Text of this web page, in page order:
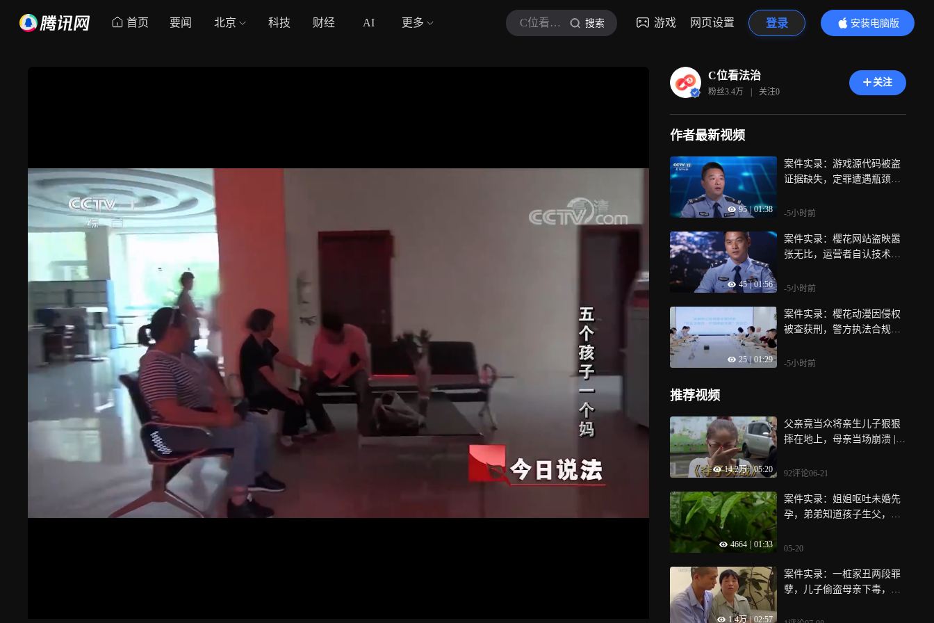
首页 要闻 北京 科技 财经 AI 更多 C位看法治 搜索 游戏 网页设置 登录
安装电脑版
内容更精彩
C位看法治
粉丝3.4万 | 关注0
关注
作者最新视频
95 | 01:38
案件实录：游戏源代码被盗
证据缺失，定罪遭遇瓶颈，
-5小时前
45 | 01:56
案件实录：樱花网站盗映嚣
张无比，运营者自认技术高
-5小时前
25 | 01:29
案件实录：樱花动漫因侵权
被查获刑，警方执法合规却
-5小时前
推荐视频
14.2万 | 05:20
父亲竟当众将亲生儿子狠狠
摔在地上，母亲当场崩溃 |
92评论06-21
4664 01:33
案件实录：姐姐呕吐未婚先
孕，弟弟知道孩子生父，瞬
05-20
1.4万 02:57
案件实录：一桩家丑两段罪
孽，儿子偷盗母亲下毒，狱